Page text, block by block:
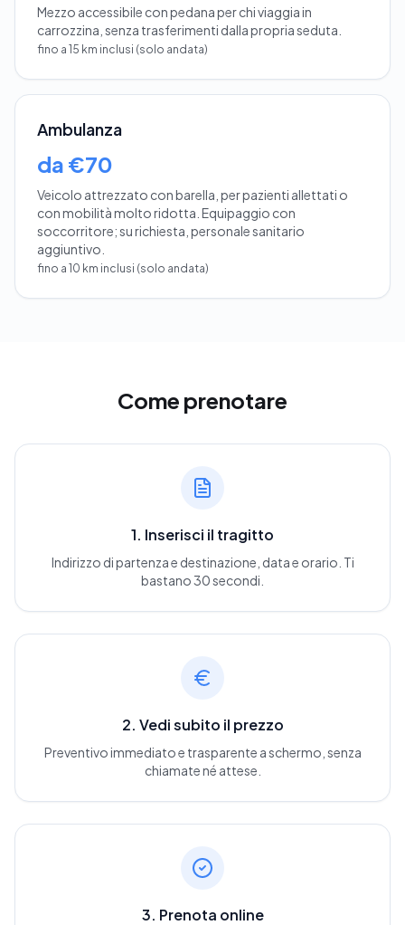
Mezzo accessibile con pedana per chi viaggia in
carrozzina, senza trasferimenti dalla propria seduta.
fino a 15 km inclusi (solo andata)
Ambulanza
da €70
Veicolo attrezzato con barella, per pazienti allettati o
con mobilità molto ridotta. Equipaggio con
soccorritore; su richiesta, personale sanitario
aggiuntivo.
fino a 10 km inclusi (solo andata)
Come prenotare
1. Inserisci il tragitto
Indirizzo di partenza e destinazione, data e orario. Ti
bastano 30 secondi.
2. Vedi subito il prezzo
Preventivo immediato e trasparente a schermo, senza
chiamate né attese.
3. Prenota online